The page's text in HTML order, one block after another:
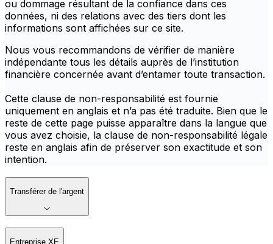
ou dommage résultant de la confiance dans ces
données, ni des relations avec des tiers dont les
informations sont affichées sur ce site.
Nous vous recommandons de vérifier de manière
indépendante tous les détails auprès de l’institution
financière concernée avant d’entamer toute transaction.
Cette clause de non-responsabilité est fournie
uniquement en anglais et n’a pas été traduite. Bien que le
reste de cette page puisse apparaître dans la langue que
vous avez choisie, la clause de non-responsabilité légale
reste en anglais afin de préserver son exactitude et son
intention.
Transférer de l'argent
Entreprise XE